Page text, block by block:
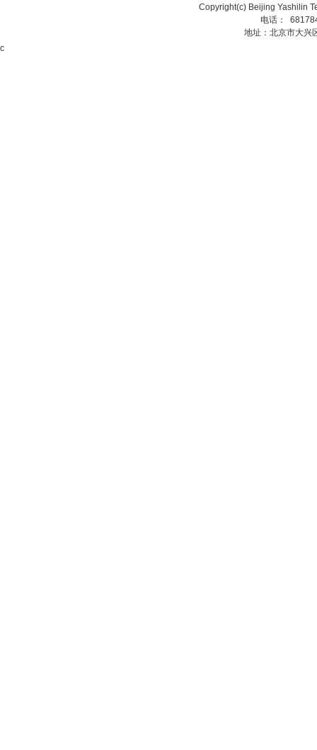
Copyright(c) Beijing Yashilin
电话：
地址：北京市大兴
c